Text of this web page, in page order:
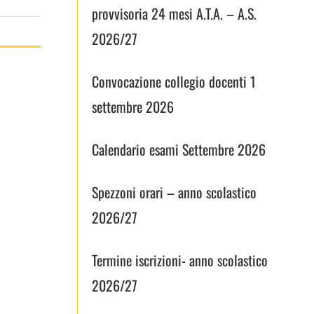
provvisoria 24 mesi A.T.A. – A.S.
2026/27
Convocazione collegio docenti 1
settembre 2026
Calendario esami Settembre 2026
Spezzoni orari – anno scolastico
2026/27
Termine iscrizioni- anno scolastico
2026/27